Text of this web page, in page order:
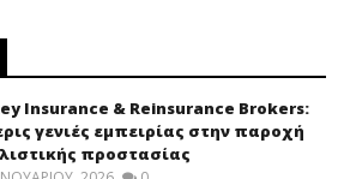
Insurance & Reinsurance Brokers:
γενιές εμπειρίας στην παροχή
προστασίας